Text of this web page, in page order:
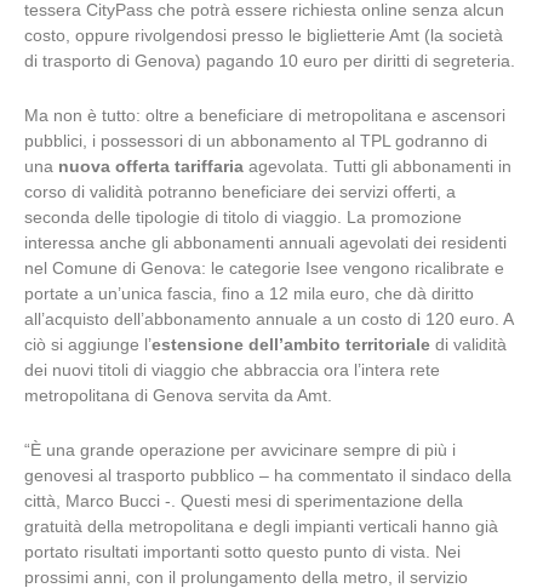
tessera CityPass che potrà essere richiesta online senza alcun
costo, oppure rivolgendosi presso le biglietterie Amt (la società
di trasporto di Genova) pagando 10 euro per diritti di segreteria.
Ma non è tutto: oltre a beneficiare di metropolitana e ascensori
pubblici, i possessori di un abbonamento al TPL godranno di
una nuova offerta tariffaria agevolata. Tutti gli abbonamenti in
corso di validità potranno beneficiare dei servizi offerti, a
seconda delle tipologie di titolo di viaggio. La promozione
interessa anche gli abbonamenti annuali agevolati dei residenti
nel Comune di Genova: le categorie Isee vengono ricalibrate e
portate a un’unica fascia, fino a 12 mila euro, che dà diritto
all’acquisto dell’abbonamento annuale a un costo di 120 euro. A
ciò si aggiunge l’estensione dell’ambito territoriale di validità
dei nuovi titoli di viaggio che abbraccia ora l’intera rete
metropolitana di Genova servita da Amt.
“È una grande operazione per avvicinare sempre di più i
genovesi al trasporto pubblico – ha commentato il sindaco della
città, Marco Bucci -. Questi mesi di sperimentazione della
gratuità della metropolitana e degli impianti verticali hanno già
portato risultati importanti sotto questo punto di vista. Nei
prossimi anni, con il prolungamento della metro, il servizio